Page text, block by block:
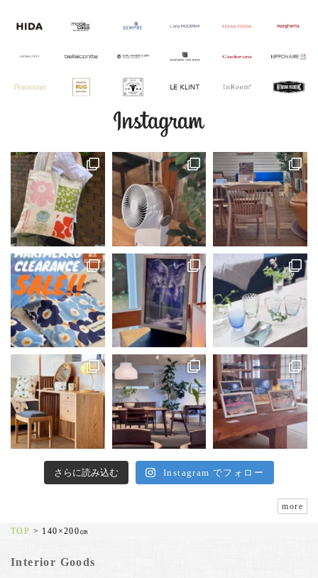
さらに読み込む Instagram でフォロー
more
TOP > 140×200㎝
Interior Goods